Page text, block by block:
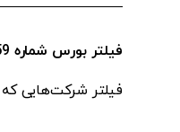
فیلتر بورس شماره 559
فیلتر شرکت‌هایی که پی